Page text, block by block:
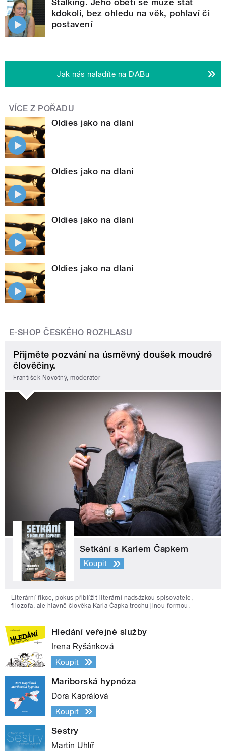
kdokoli, bez ohledu na věk, pohlaví či
postavení
Jak nás naladíte na DABu
VÍCE Z POŘADU
Oldies jako na dlani
Oldies jako na dlani
Oldies jako na dlani
Oldies jako na dlani
E-SHOP ČESKÉHO ROZHLASU
Přijměte pozvání na úsměvný doušek moudré
člověčiny.
František Novotný, moderátor
Setkání s Karlem Čapkem
Koupit
Literární fikce, pokus přiblížit literární nadsázkou spisovatele,
filozofa, ale hlavně člověka Karla Čapka trochu jinou formou.
Hledání veřejné služby
Irena Ryšánková
Koupit
Mariborská hypnóza
Dora Kaprálová
Koupit
Sestry
Martin Uhlíř